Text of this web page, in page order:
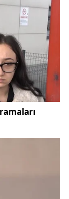
sunuyor.
biri
etkileri
etkileniyor.
arpagibi
tarımsal
üzerinden
son
Ayrıca,